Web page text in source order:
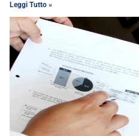
Leggi Tutto »